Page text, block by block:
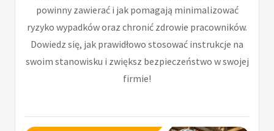
powinny zawierać i jak pomagają minimalizować
ryzyko wypadków oraz chronić zdrowie pracowników.
Dowiedz się, jak prawidłowo stosować instrukcje na
swoim stanowisku i zwiększ bezpieczeństwo w swojej
firmie!